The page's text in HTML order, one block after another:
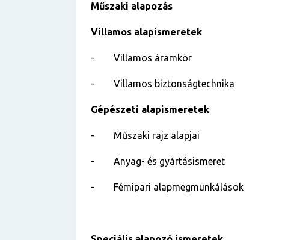
Műszaki alapozás
Villamos alapismeretek
- Villamos áramkör
- Villamos biztonságtechnika
Gépészeti alapismeretek
- Műszaki rajz alapjai
- Anyag- és gyártásismeret
- Fémipari alapmegmunkálások